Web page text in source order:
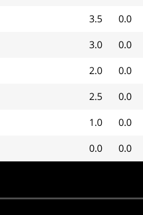
0.0
3.5
0.0
3.0
0.0
2.0
0.0
2.5
0.0
1.0
0.0
0.0